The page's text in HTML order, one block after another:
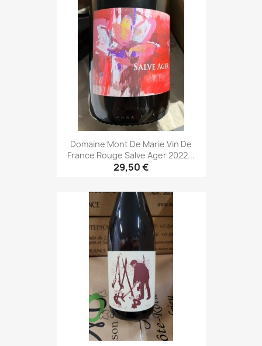
Domaine Mont De Marie Vin De
France Rouge Salve Ager 2022...
29,50 €